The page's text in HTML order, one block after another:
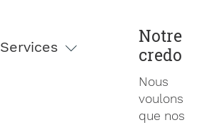
Services
Notre
credo
Nous
voulons
que nos